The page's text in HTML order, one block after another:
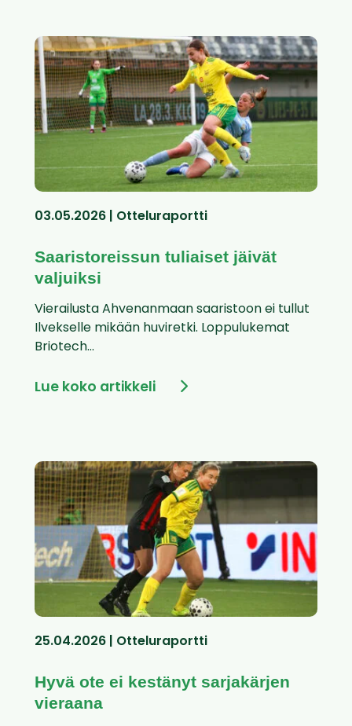
03.05.2026 | Otteluraportti
Saaristoreissun tuliaiset jäivät
valjuiksi
Vierailusta Ahvenanmaan saaristoon ei tullut
Ilvekselle mikään huviretki. Loppulukemat
Briotech...
Lue koko artikkeli
25.04.2026 | Otteluraportti
Hyvä ote ei kestänyt sarjakärjen
vieraana